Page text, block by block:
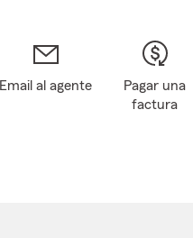
Email al agente
Pagar una
factura